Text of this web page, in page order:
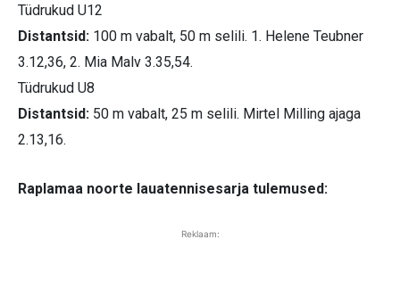
Tüdrukud U12
Distantsid: 100 m vabalt, 50 m selili. 1. Helene Teubner
3.12,36, 2. Mia Malv 3.35,54.
Tüdrukud U8
Distantsid: 50 m vabalt, 25 m selili. Mirtel Milling ajaga
2.13,16.
Raplamaa noorte lauatennisesarja tulemused:
Reklaam: